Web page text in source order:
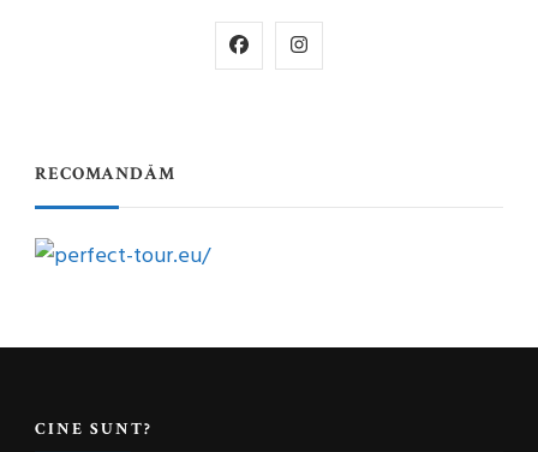
RECOMANDĂM
CINE SUNT?